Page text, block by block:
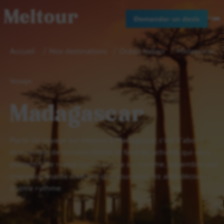
Meltour Demander un devis
Océan Indien Madagascar
Madagascar
Partir en voyage sur mesure à Madagascar, c’est d’abord
être certain de pouvoir choisir et faire les activités qui vous
plaisent. L’île rouge, comme on la surnomme, rassemble une
impressionnante diversité que vous pourrez aller découvrir
à votre rythme.